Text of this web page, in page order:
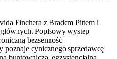
Finchera z Bradem Pittem i
Popisowy występ
bezsenność
poznaje cynicznego sprzedawcę
buntowniczą, egzystencjalną